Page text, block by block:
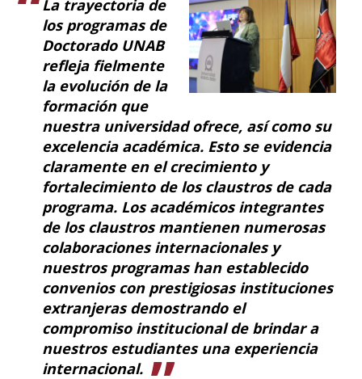
La trayectoria de
los programas de
Doctorado UNAB
refleja fielmente
la evolución de la
formación que
nuestra universidad ofrece, así como su
excelencia académica. Esto se evidencia
claramente en el crecimiento y
fortalecimiento de los claustros de cada
programa. Los académicos integrantes
de los claustros mantienen numerosas
colaboraciones internacionales y
nuestros programas han establecido
convenios con prestigiosas instituciones
extranjeras demostrando el
compromiso institucional de brindar a
nuestros estudiantes una experiencia
internacional.